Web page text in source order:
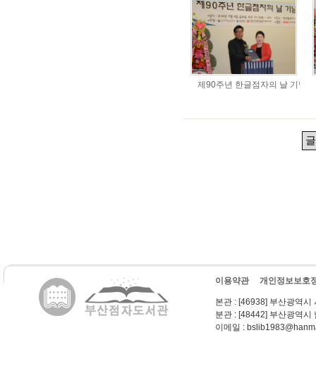
제90주년 한글점자의 날 기념
이용약관 개인정보보호
본관 : [46938] 부산광역
분관 : [48442] 부산광역
이메일 :